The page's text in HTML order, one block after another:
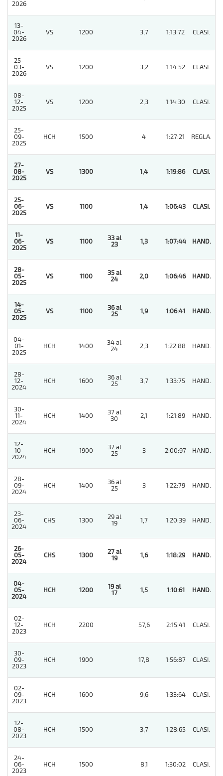
2026
13-
04-
2026
VS 1200 3,7 1:13:72 CLASI.
25-
03-
2026
VS 1200 3,2 1:14:52 CLASI.
08-
12-
2025
VS 1200 2,3 1:14:30 CLASI.
25-
09-
2025
HCH 1500 4 1:27:21 REGLA.
27-
08-
2025
VS 1300 1,4 1:19:86 CLASI.
25-
06-
2025
VS 1100 1,4 1:06:43 CLASI.
11-
06-
2025
VS 1100
33 al
23
1,3 1:07:44 HAND.
28-
05-
2025
VS 1100
35 al
24
2,0 1:06:46 HAND.
14-
05-
2025
VS 1100
36 al
25
1,9 1:06:41 HAND.
04-
01-
2025
HCH 1400
34 al
24
2,3 1:22:88 HAND.
28-
12-
2024
HCH 1600
36 al
25
3,7 1:33:75 HAND.
30-
11-
2024
HCH 1400
37 al
30
2,1 1:21:89 HAND.
12-
10-
2024
HCH 1900
37 al
25
3 2:00:97 HAND.
28-
09-
2024
HCH 1400
36 al
25
3 1:22:79 HAND.
23-
06-
2024
CHS 1300
29 al
19
1,7 1:20:39 HAND.
26-
05-
2024
CHS 1300
27 al
19
1,6 1:18:29 HAND.
04-
05-
2024
HCH 1200
19 al
17
1,5 1:10:61 HAND.
02-
12-
2023
HCH 2200 57,6 2:15:41 CLASI.
30-
09-
2023
HCH 1900 17,8 1:56:87 CLASI.
02-
09-
2023
HCH 1600 9,6 1:33:64 CLASI.
12-
08-
2023
HCH 1500 3,7 1:28:65 CLASI.
24-
06-
2023
HCH 1500 8,1 1:30:02 CLASI.